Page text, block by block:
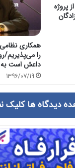
پروژه
همکاری
را می‌پذیریم/
داعش است به
1396/07/19
دیدگاه ها کلیک